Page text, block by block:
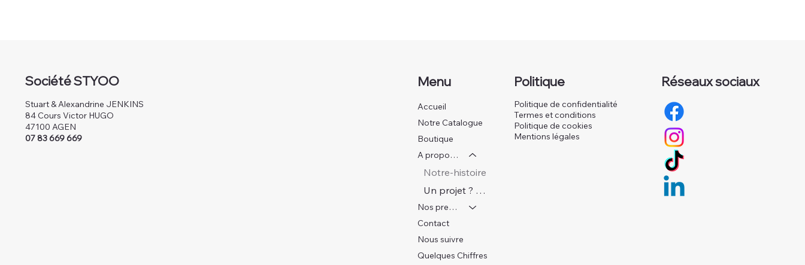
Société STYOO
Stuart & Alexandrine JENKINS
84 Cours Victor HUGO
47100 AGEN
07 83 669 669
Menu
Accueil
Notre Catalogue
Boutique
A propos de STYOO
Notre-histoire
Un projet ? prendre un RDV
Nos prestations
Contact
Nous suivre
Quelques Chiffres
Politique
Politique de confidentialité
Termes et conditions
Politique de cookies
Mentions légales
Réseaux sociaux